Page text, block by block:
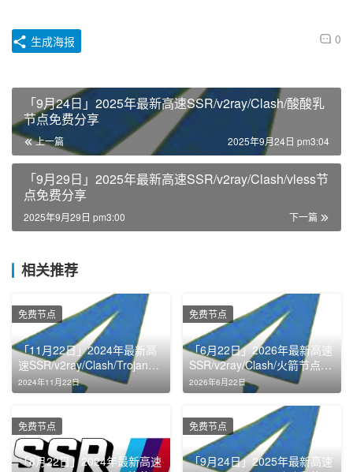
0
生成海报
「9月24日」2025年最新高速SSR/v2ray/Clash/酸酸乳
节点免费分享
上一篇 2025年9月24日 pm3:04
「9月29日」2025年最新高速SSR/v2ray/Clash/vless节
点免费分享
下一篇
2025年9月29日 pm3:00
相关推荐
「11月22日」2024年最新高
速SSR/v2ray/Clash/Trojan节
点免费分享
2024年11月22日
免费节点
「6月22日」2026年最新高速
SSR/v2ray/Clash/火箭节点免
费分享
2026年6月22日
免费节点
「8月22日」2024年最新高速
免费节点
「9月24日」2025年最新高速
免费节点